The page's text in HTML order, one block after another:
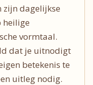
zijn dagelijkse
heilige
vormtaal.
dat je uitnodigt
betekenis te
uitleg nodig.